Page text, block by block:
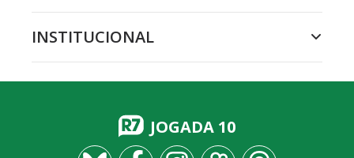
INSTITUCIONAL
JOGADA 10